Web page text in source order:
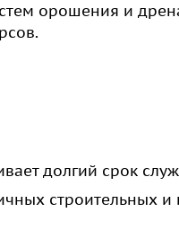
орошения и
долгий срок
строительных и